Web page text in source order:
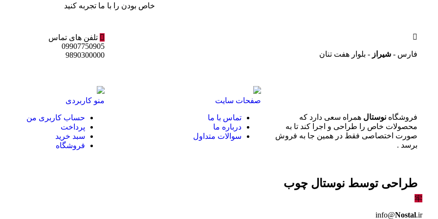
خاص بودن را با ما تجربه کنید
فارس - شیراز - بلوار هفت تنان
تلفن های تماس
09907750905
9890300000
فروشگاه نوستال همراه سعی دارد که
محصولات خاص را طراحی و اجرا کند تا به
صورت اختصاصی فقط در همین جا به فروش
برسد .
صفحات سایت
تماس با ما
درباره ما
سوالات متداول
منو کاربردی
حساب کاربری من
پرداخت
سبد خرید
فروشگاه
طراحی توسط نوستال چوب
info@Nostal.ir